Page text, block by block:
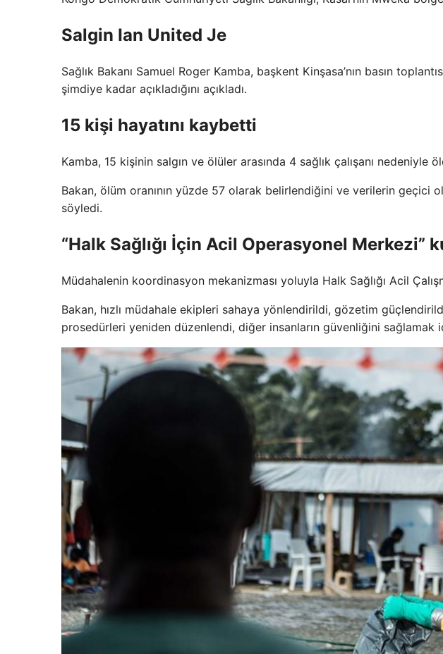
Salgin Ian United Je
Sağlık Bakanı Samuel Roger Kamba, başkent Kinşasa’nın basın
şimdiye kadar açıkladığını açıkladı.
15 kişi hayatını kaybetti
Kamba, 15 kişinin salgın ve ölüler arasında 4 sağlık çalışanı nedeniyle
Bakan, ölüm oranının yüzde 57 olarak belirlendiğini ve verilerin geçici
söyledi.
“Halk Sağlığı İçin Acil Operasyonel Merkezi”
Müdahalenin koordinasyon mekanizması yoluyla Halk Sağlığı Acil
Bakan, hızlı müdahale ekipleri sahaya yönlendirildi, gözetim
prosedürleri yeniden düzenlendi, diğer insanların güvenliğini sağlamak